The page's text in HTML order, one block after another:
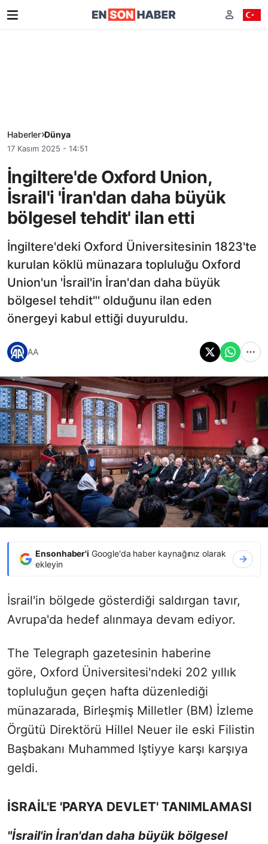
Haberler Dünya
17 Kasım 2025 - 14:51
İngiltere'de Oxford Union,
İsrail'i 'İran'dan daha büyük
bölgesel tehdit' ilan etti
İngiltere'deki Oxford Üniversitesinin 1823'te
kurulan köklü münazara topluluğu Oxford
Union'un 'İsrail'in İran'dan daha büyük
bölgesel tehdit"' olduğunu ilan eden
önergeyi kabul ettiği duyuruldu.
AA
Ensonhaber'i Google'da haber kaynağınız olarak
ekleyin
İsrail'in bölgede gösterdiği saldırgan tavır,
Avrupa'da hedef alınmaya devam ediyor.
The Telegraph gazetesinin haberine
göre, Oxford Üniversitesi'ndeki 202 yıllık
topluluğun geçen hafta düzenlediği
münazarada, Birleşmiş Milletler (BM) İzleme
Örgütü Direktörü Hillel Neuer ile eski Filistin
Başbakanı Muhammed Iştiyye karşı karşıya
geldi.
İSRAİL'E 'PARYA DEVLET' TANIMLAMASI
"İsrail'in İran'dan daha büyük bölgesel